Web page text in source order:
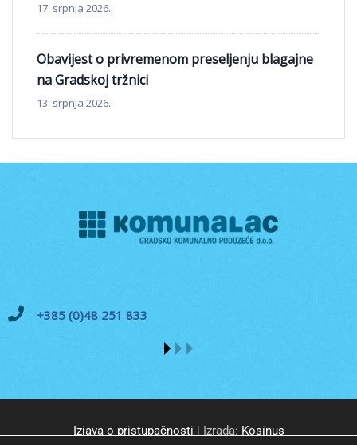
17. srpnja 2026.
Obavijest o privremenom preseljenju blagajne
na Gradskoj tržnici
13. srpnja 2026.
+385 (0)48 251 833
Izjava o pristupačnosti | Izrada: Kosinus